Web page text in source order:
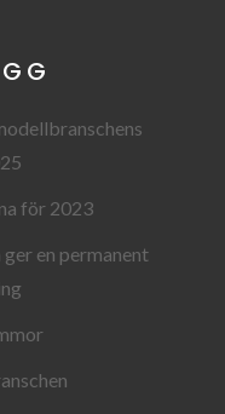
för 2023
en permanent